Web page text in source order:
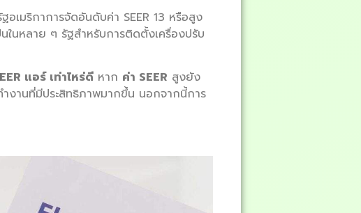
เมริกาการจัดอันดับค่า SEER 13 หรือสูง
นหลาย ๆ รัฐสำหรับการติดตั้งเครื่องปรับ
แอร์ เท่าไหร่ดี หาก ค่า SEER สูงยัง
ำงานที่มีประสิทธิภาพมากขึ้น นอกจากนี้การ